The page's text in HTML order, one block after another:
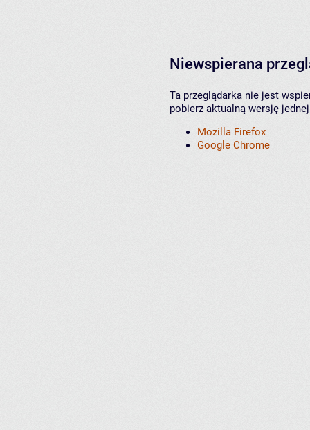
Niewspierana
Ta przeglądarka nie jest
pobierz aktualną wersję
Mozilla Firefox
Google Chrome